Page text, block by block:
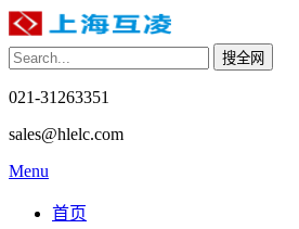
021-31263351
sales@hlelc.com
Menu
首页